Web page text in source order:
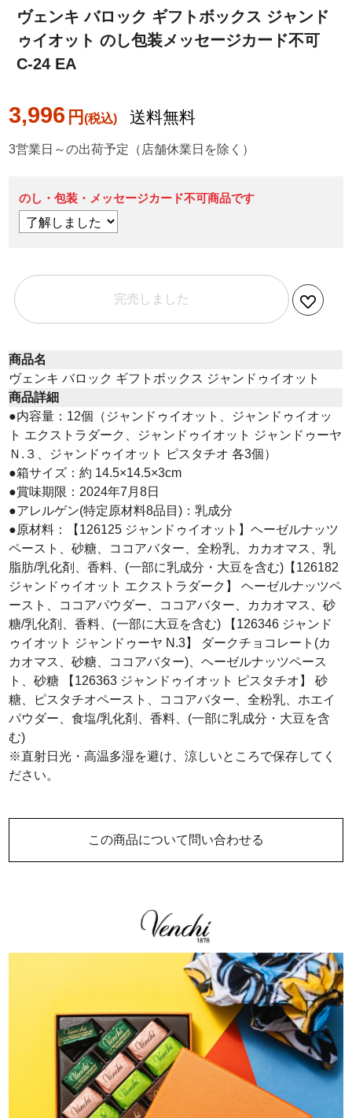
ヴェンキ バロック ギフトボックス ジャンド
ゥイオット のし包装メッセージカード不可
C-24 EA
3,996 円 送料無料
3営業日～の出荷予定（店舗休業日を除く）
のし・包装・メッセージカード不可商品です
完売しました
この商品について問い合わせる
商品名
ヴェンキ バロック ギフトボックス ジャンドゥイオット
商品詳細
●内容量：12個（ジャンドゥイオット、ジャンドゥイオッ
ト エクストラダーク、ジャンドゥイオット ジャンドゥーヤ
Ｎ.３、ジャンドゥイオット ピスタチオ 各3個）
●箱サイズ：約 14.5×14.5×3cm
●賞味期限：2024年7月8日
●アレルゲン(特定原材料8品目)：乳成分
●原材料：【126125 ジャンドゥイオット】ヘーゼルナッツ
ペースト、砂糖、ココアバター、全粉乳、カカオマス、乳
脂肪/乳化剤、香料、(一部に乳成分・大豆を含む)【126182
ジャンドゥイオット エクストラダーク】 ヘーゼルナッツペ
ースト、ココアパウダー、ココアバター、カカオマス、砂
糖/乳化剤、香料、(一部に大豆を含む) 【126346 ジャンド
ゥイオット ジャンドゥーヤ N.3】 ダークチョコレート(カ
カオマス、砂糖、ココアバター)、ヘーゼルナッツペース
ト、砂糖 【126363 ジャンドゥイオット ピスタチオ】 砂
糖、ピスタチオペースト、ココアバター、全粉乳、ホエイ
パウダー、食塩/乳化剤、香料、(一部に乳成分・大豆を含
む)
※直射日光・高温多湿を避け、涼しいところで保存してく
ださい。